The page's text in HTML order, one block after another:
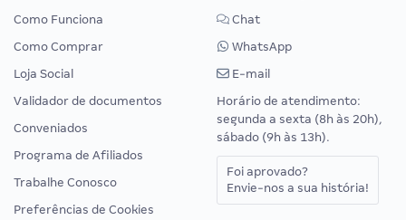
Como Funciona
Como Comprar
Loja Social
Validador de documentos
Conveniados
Programa de Afiliados
Trabalhe Conosco
Preferências de Cookies
Chat
WhatsApp
E-mail
Horário de atendimento:
segunda a sexta (8h às 20h),
sábado (9h às 13h).
Foi aprovado?
Envie-nos a sua história!